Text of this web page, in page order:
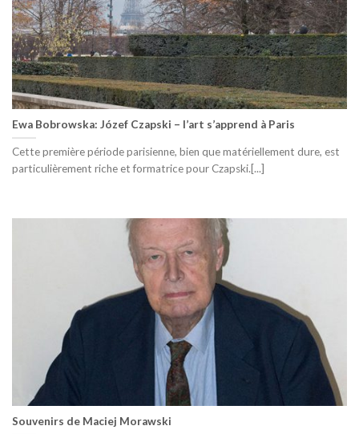
Ewa Bobrowska: Józef Czapski – l’art s’apprend à Paris
Cette première période parisienne, bien que matériellement dure, est
particulièrement riche et formatrice pour Czapski.[...]
Souvenirs de Maciej Morawski